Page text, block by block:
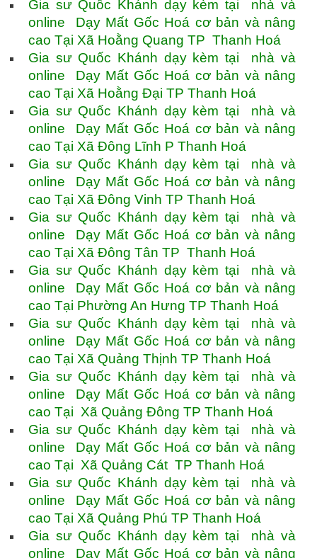
Gia sư Quốc Khánh dạy kèm tại nhà và
online Dạy Mất Gốc Hoá cơ bản và nâng
cao Tại Xã Hoằng Quang TP Thanh Hoá
Gia sư Quốc Khánh dạy kèm tại nhà và
online Dạy Mất Gốc Hoá cơ bản và nâng
cao Tại Xã Hoằng Đại TP Thanh Hoá
Gia sư Quốc Khánh dạy kèm tại nhà và
online Dạy Mất Gốc Hoá cơ bản và nâng
cao Tại Xã Đông Lĩnh P Thanh Hoá
Gia sư Quốc Khánh dạy kèm tại nhà và
online Dạy Mất Gốc Hoá cơ bản và nâng
cao Tại Xã Đông Vinh TP Thanh Hoá
Gia sư Quốc Khánh dạy kèm tại nhà và
online Dạy Mất Gốc Hoá cơ bản và nâng
cao Tại Xã Đông Tân TP Thanh Hoá
Gia sư Quốc Khánh dạy kèm tại nhà và
online Dạy Mất Gốc Hoá cơ bản và nâng
cao Tại Phường An Hưng TP Thanh Hoá
Gia sư Quốc Khánh dạy kèm tại nhà và
online Dạy Mất Gốc Hoá cơ bản và nâng
cao Tại Xã Quảng Thịnh TP Thanh Hoá
Gia sư Quốc Khánh dạy kèm tại nhà và
online Dạy Mất Gốc Hoá cơ bản và nâng
cao Tại Xã Quảng Đông TP Thanh Hoá
Gia sư Quốc Khánh dạy kèm tại nhà và
online Dạy Mất Gốc Hoá cơ bản và nâng
cao Tại Xã Quảng Cát TP Thanh Hoá
Gia sư Quốc Khánh dạy kèm tại nhà và
online Dạy Mất Gốc Hoá cơ bản và nâng
cao Tại Xã Quảng Phú TP Thanh Hoá
Gia sư Quốc Khánh dạy kèm tại nhà và
online Dạy Mất Gốc Hoá cơ bản và nâng